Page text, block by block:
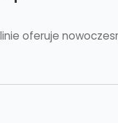
oferuje